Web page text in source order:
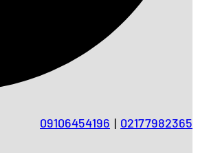
09106454196 | 02177982365